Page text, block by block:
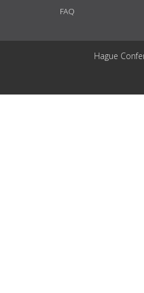
FAQ
Hague